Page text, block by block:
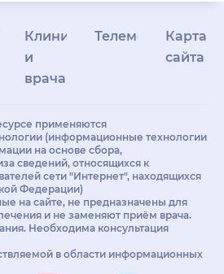
Клиникам
и
врачам
Телемедицина
Карта
сайта
применяются
(информационные технологии
на основе сбора,
сведений, относящихся к
сети "Интернет", находящихся
Федерации)
на сайте, не предназначены для
и не заменяют приём врача.
Необходима консультация
в области информационных